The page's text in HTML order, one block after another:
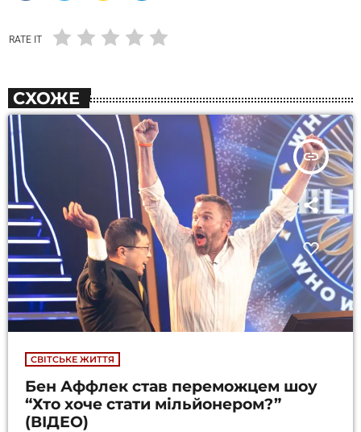
RATE IT
СХОЖЕ
insert_link
СВІТСЬКЕ ЖИТТЯ
Бен Аффлек став переможцем шоу
“Хто хоче стати мільйонером?”
(ВІДЕО)